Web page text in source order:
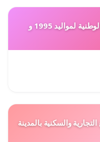
استصدار إعفاء من إلتزامات الخدمة الوطنية لمواليد 1995 و
والسكنية بالمدينة